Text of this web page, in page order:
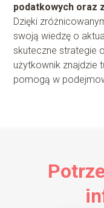
podatkowych oraz
Dzięki
swoją wiedzę o
skuteczne strategie
użytkownik znajdzie
pomogą w